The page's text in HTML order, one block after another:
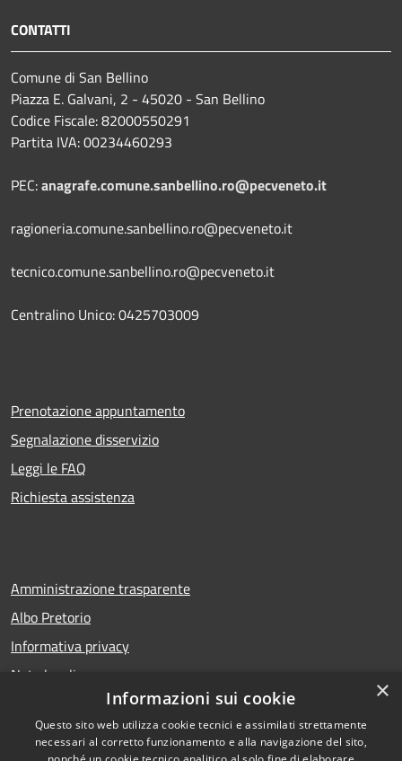
CONTATTI
Comune di San Bellino
Piazza E. Galvani, 2 - 45020 - San Bellino
Codice Fiscale: 82000550291
Partita IVA: 00234460293
PEC:anagrafe.comune.sanbellino.ro@pecveneto.it
ragioneria.comune.sanbellino.ro@pecveneto.it
tecnico.comune.sanbellino.ro@pecveneto.it
Centralino Unico: 0425703009
Prenotazione appuntamento
Segnalazione disservizio
Leggi le FAQ
Richiesta assistenza
Amministrazione trasparente
Albo Pretorio
Informativa privacy
Note legali
Dichiarazione di accessibilità
×
Informazioni sui cookie
Questo sito web utilizza cookie tecnici e assimilati strettamente
necessari al corretto funzionamento e alla navigazione del sito,